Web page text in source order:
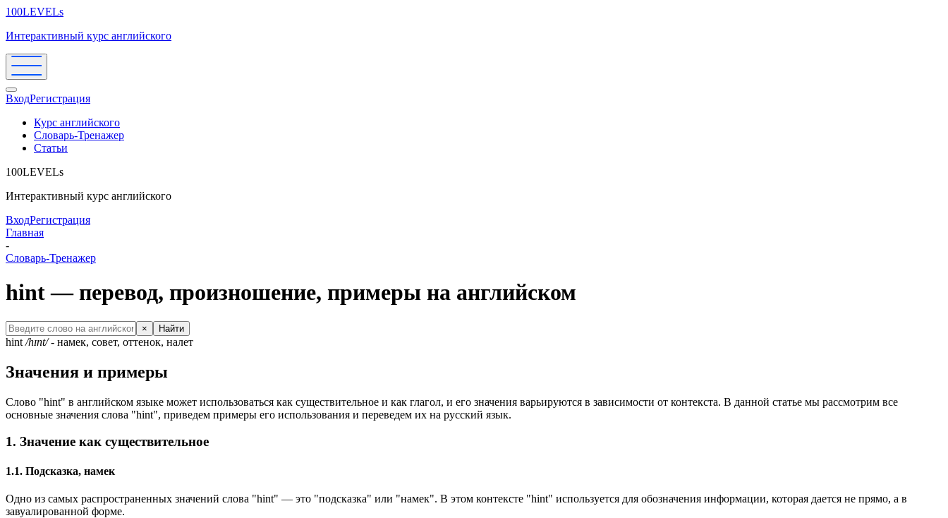
100LEVELs
Интерактивный курс английского
ВходРегистрация
Курс английского
Словарь-Тренажер
Статьи
100LEVELs
Интерактивный курс английского
ВходРегистрация
Главная
-
Словарь-Тренажер
hint — перевод, произношение, примеры на английском
× Найти
hint /hɪnt/- намек, совет, оттенок, налет
Значения и примеры
Слово "hint" в английском языке может использоваться как существительное и как глагол, и его значения варьируются в зависимости от контекста. В данной статье мы рассмотрим все
основные значения слова "hint", приведем примеры его использования и переведем их на русский язык.
1. Значение как существительное
1.1. Подсказка, намек
Одно из самых распространенных значений слова "hint" — это "подсказка" или "намек". В этом контексте "hint" используется для обозначения информации, которая дается не прямо, а в
завуалированной форме.